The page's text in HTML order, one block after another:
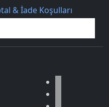
& İade Koşulları